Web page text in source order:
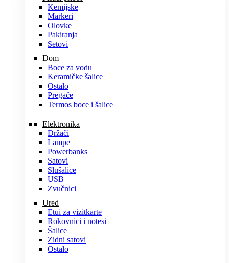
Kemijske
Markeri
Olovke
Pakiranja
Setovi
Dom
Boce za vodu
Keramičke šalice
Ostalo
Pregače
Termos boce i šalice
Elektronika
Držači
Lampe
Powerbanks
Satovi
Slušalice
USB
Zvučnici
Ured
Etui za vizitkarte
Rokovnici i notesi
Šalice
Zidni satovi
Ostalo